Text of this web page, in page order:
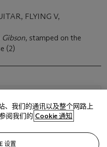
FLYING V,
Gibson, stamped on the
, with original case (2)
、我们的通讯以及整个网路上
阅我们的 Cookie 通知
设置